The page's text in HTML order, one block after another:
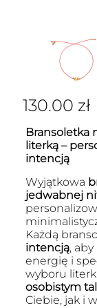
130.00 zł
Bransoletka
literką –
intencją
Wyjątkowa
jedwabnej
Każdą
intencją,
energię i
wyboru
osobistym
Ciebie, jak i